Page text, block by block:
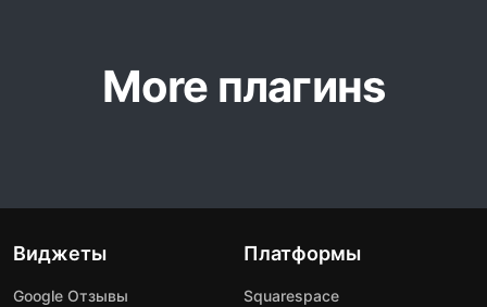
More плагинs
Виджеты
Google Отзывы
Платформы
Squarespace